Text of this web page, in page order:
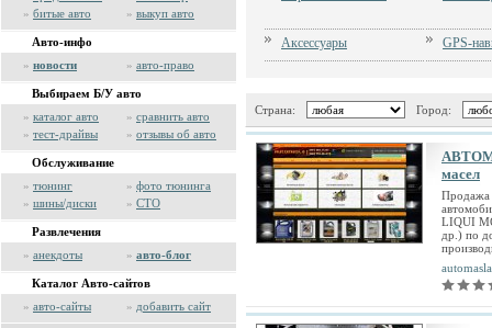
» битые авто » выкуп авто
Авто-инфо
» новости » авто-право
Выбираем Б/У авто
» каталог авто » сравнить авто
» тест-драйвы » отзывы об авто
Обслуживание
» тюнинг » фото тюнинга
» шины/диски » СТО
Развлечения
» анекдоты » авто-блог
Каталог Авто-сайтов
» авто-сайты » добавить сайт
Аксессуары GPS-
Страна: Город:
масел
Продажа
LIQUI
др.) по